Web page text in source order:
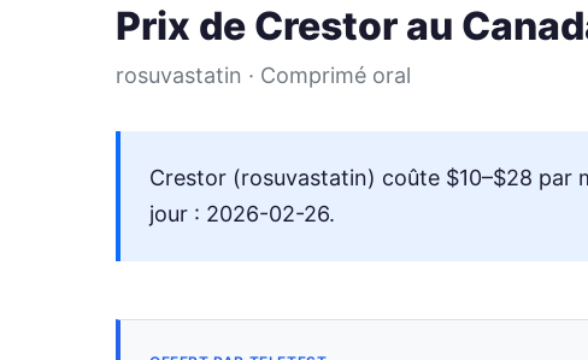
Prix de Crestor au
rosuvastatin · Comprimé oral
Crestor (rosuvastatin) coûte $10–$28 par
jour : 2026-02-26.